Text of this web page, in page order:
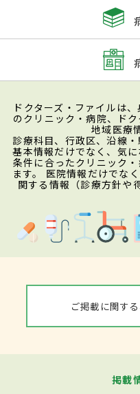
ドクターズ・ファイルは
のクリニック・病院、ド
地域医療
診療科目、行政区、沿線
基本情報だけでなく、気
条件に合ったクリニック
ます。 医院情報だけでな
関する情報（診療方針や
ご掲載に関す
掲載